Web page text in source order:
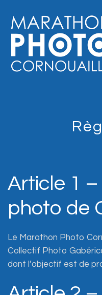
Article 1
photo de
Le Marathon Photo
Collectif Photo
dont l’objectif est de